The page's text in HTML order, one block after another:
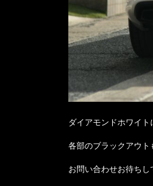
ダイアモンドホワイト
各部のブラックアウト
お問い合わせお待ちし